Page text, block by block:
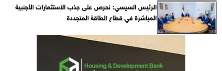
الرئيس السيسي: نحرص على جذب الاستثمارات الأجنبية
المباشرة في قطاع الطاقة المتجددة